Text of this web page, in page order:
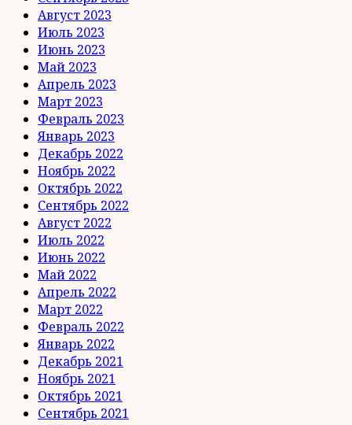
Август 2023
Июль 2023
Июнь 2023
Май 2023
Апрель 2023
Март 2023
Февраль 2023
Январь 2023
Декабрь 2022
Ноябрь 2022
Октябрь 2022
Сентябрь 2022
Август 2022
Июль 2022
Июнь 2022
Май 2022
Апрель 2022
Март 2022
Февраль 2022
Январь 2022
Декабрь 2021
Ноябрь 2021
Октябрь 2021
Сентябрь 2021